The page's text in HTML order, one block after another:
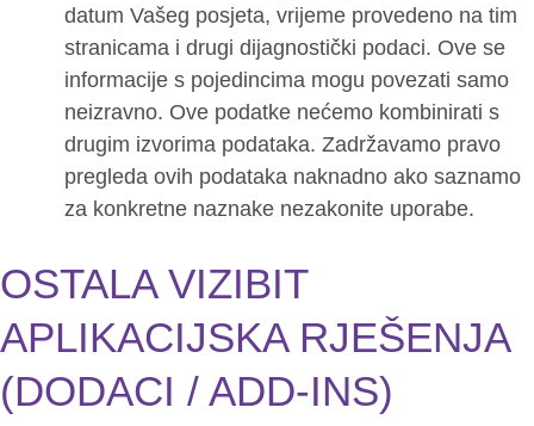
datum Vašeg posjeta, vrijeme provedeno na tim
stranicama i drugi dijagnostički podaci. Ove se
informacije s pojedincima mogu povezati samo
neizravno. Ove podatke nećemo kombinirati s
drugim izvorima podataka. Zadržavamo pravo
pregleda ovih podataka naknadno ako saznamo
za konkretne naznake nezakonite uporabe.
OSTALA VIZIBIT
APLIKACIJSKA RJEŠENJA
(DODACI / ADD-INS)